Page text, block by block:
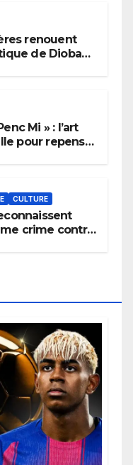
renouent
de Diobaye
Mi » : l’art
pour repenser
CULTURE
crime contre